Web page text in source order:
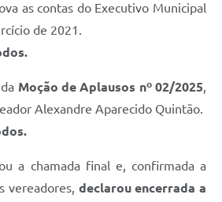
as contas do Executivo Municipal
de 2021.
Moção de Aplausos nº 02/2025,
Alexandre Aparecido Quintão.
a chamada final e, confirmada a
vereadores, declarou encerrada a